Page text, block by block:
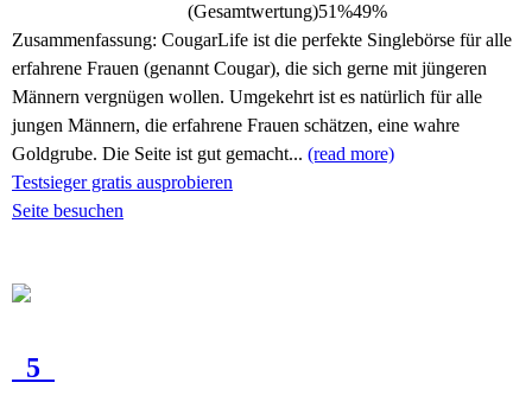
(Gesamtwertung)51%49%
Zusammenfassung: CougarLife ist die perfekte Singlebörse für alle
erfahrene Frauen (genannt Cougar), die sich gerne mit jüngeren
Männern vergnügen wollen. Umgekehrt ist es natürlich für alle
jungen Männern, die erfahrene Frauen schätzen, eine wahre
Goldgrube. Die Seite ist gut gemacht... (read more)
Testsieger gratis ausprobieren
Seite besuchen
5